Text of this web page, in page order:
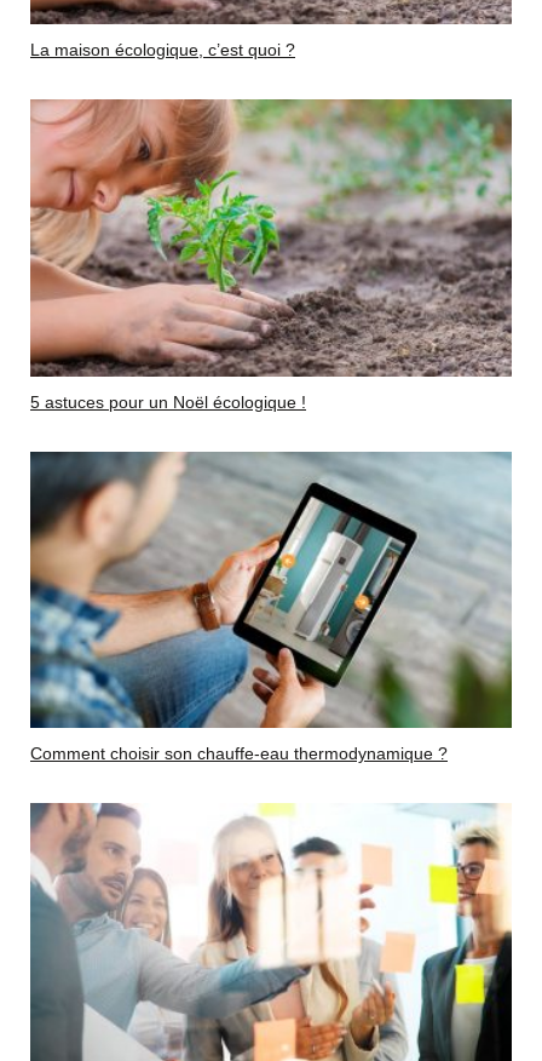
La maison écologique, c’est quoi ?
5 astuces pour un Noël écologique !
Comment choisir son chauffe-eau thermodynamique ?